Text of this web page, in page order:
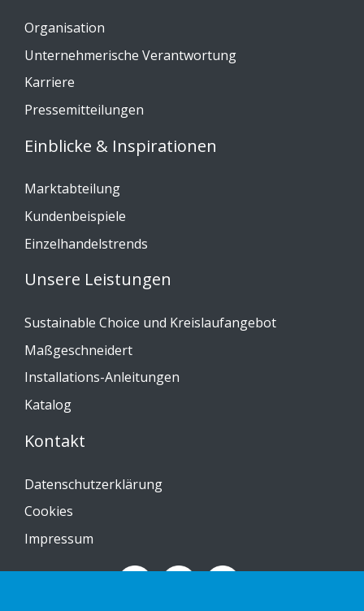
Organisation
Unternehmerische Verantwortung
Karriere
Pressemitteilungen
Einblicke & Inspirationen
Marktabteilung
Kundenbeispiele
Einzelhandelstrends
Unsere Leistungen
Sustainable Choice und Kreislaufangebot
Maßgeschneidert
Installations-Anleitungen
Katalog
Kontakt
Datenschutzerklärung
Cookies
Impressum